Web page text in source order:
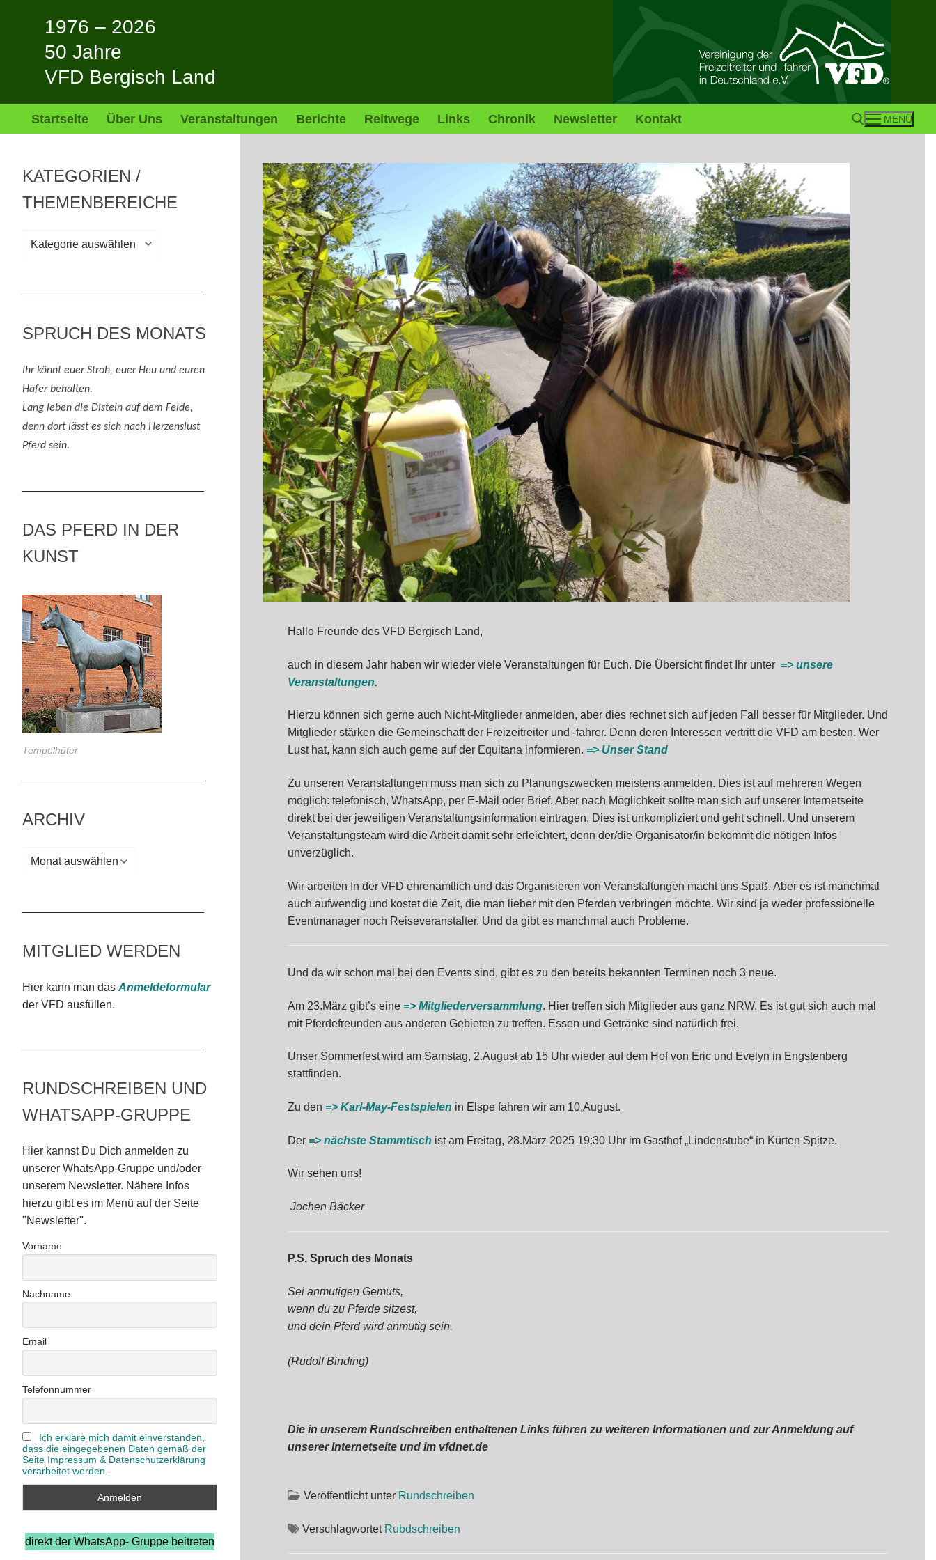
1976 – 2026
50 Jahre
VFD Bergisch Land
Startseite Über Uns Veranstaltungen Berichte Reitwege Links Chronik Newsletter Kontakt
Suchen nach:
MENÜ
Hallo Freunde des VFD Bergisch Land,
auch in diesem Jahr haben wir wieder viele Veranstaltungen für Euch. Die Übersicht findet Ihr unter => unsere
Veranstaltungen.
Hierzu können sich gerne auch Nicht-Mitglieder anmelden, aber dies rechnet sich auf jeden Fall besser für Mitglieder. Und
Mitglieder stärken die Gemeinschaft der Freizeitreiter und -fahrer. Denn deren Interessen vertritt die VFD am besten. Wer
Lust hat, kann sich auch gerne auf der Equitana informieren. => Unser Stand
Zu unseren Veranstaltungen muss man sich zu Planungszwecken meistens anmelden. Dies ist auf mehreren Wegen
möglich: telefonisch, WhatsApp, per E-Mail oder Brief. Aber nach Möglichkeit sollte man sich auf unserer Internetseite
direkt bei der jeweiligen Veranstaltungsinformation eintragen. Dies ist unkompliziert und geht schnell. Und unserem
Veranstaltungsteam wird die Arbeit damit sehr erleichtert, denn der/die Organisator/in bekommt die nötigen Infos
unverzüglich.
Wir arbeiten In der VFD ehrenamtlich und das Organisieren von Veranstaltungen macht uns Spaß. Aber es ist manchmal
auch aufwendig und kostet die Zeit, die man lieber mit den Pferden verbringen möchte. Wir sind ja weder professionelle
Eventmanager noch Reiseveranstalter. Und da gibt es manchmal auch Probleme.
Und da wir schon mal bei den Events sind, gibt es zu den bereits bekannten Terminen noch 3 neue.
Am 23.März gibt’s eine => Mitgliederversammlung. Hier treffen sich Mitglieder aus ganz NRW. Es ist gut sich auch mal
mit Pferdefreunden aus anderen Gebieten zu treffen. Essen und Getränke sind natürlich frei.
Unser Sommerfest wird am Samstag, 2.August ab 15 Uhr wieder auf dem Hof von Eric und Evelyn in Engstenberg
stattfinden.
Zu den => Karl-May-Festspielen in Elspe fahren wir am 10.August.
Der => nächste Stammtisch ist am Freitag, 28.März 2025 19:30 Uhr im Gasthof „Lindenstube“ in Kürten Spitze.
Wir sehen uns!
Jochen Bäcker
P.S. Spruch des Monats
Sei anmutigen Gemüts,
wenn du zu Pferde sitzest,
und dein Pferd wird anmutig sein.
(Rudolf Binding)
Die in unserem Rundschreiben enthaltenen Links führen zu weiteren Informationen und zur Anmeldung auf
unserer Internetseite und im vfdnet.de
Veröffentlicht unter Rundschreiben
Verschlagwortet Rubdschreiben
KATEGORIEN /
THEMENBEREICHE
Kategorien
SPRUCH DES MONATS
Ihr könnt euer Stroh, euer Heu und euren
Hafer behalten.
Lang leben die Disteln auf dem Felde,
denn dort lässt es sich nach Herzenslust
Pferd sein.
DAS PFERD IN DER
KUNST
Tempelhüter
ARCHIV
Archiv
MITGLIED WERDEN
Hier kann man das Anmeldeformular
der VFD ausfüllen.
RUNDSCHREIBEN UND
WHATSAPP-GRUPPE
Hier kannst Du Dich anmelden zu
unserer WhatsApp-Gruppe und/oder
unserem Newsletter. Nähere Infos
hierzu gibt es im Menü auf der Seite
"Newsletter".
Vorname
Nachname
Email
Telefonnummer
Ich erkläre mich damit einverstanden,
dass die eingegebenen Daten gemäß der
Seite Impressum & Datenschutzerklärung
verarbeitet werden.
direkt der WhatsApp- Gruppe beitreten